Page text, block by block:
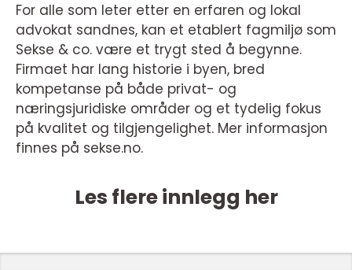
For alle som leter etter en erfaren og lokal
advokat sandnes, kan et etablert fagmiljø som
Sekse & co. være et trygt sted å begynne.
Firmaet har lang historie i byen, bred
kompetanse på både privat- og
næringsjuridiske områder og et tydelig fokus
på kvalitet og tilgjengelighet. Mer informasjon
finnes på sekse.no.
Les flere innlegg her